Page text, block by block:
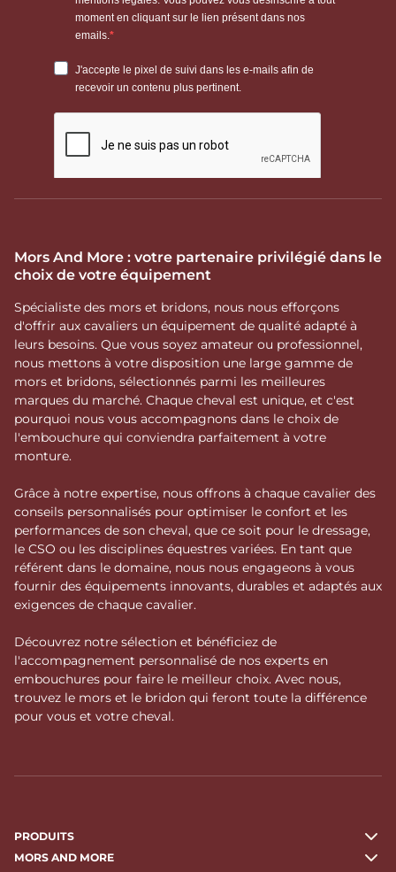
Mors And More : votre partenaire privilégié dans le
choix de votre équipement
Spécialiste des mors et bridons, nous nous efforçons
d'offrir aux cavaliers un équipement de qualité adapté à
leurs besoins. Que vous soyez amateur ou professionnel,
nous mettons à votre disposition une large gamme de
mors et bridons, sélectionnés parmi les meilleures
marques du marché. Chaque cheval est unique, et c'est
pourquoi nous vous accompagnons dans le choix de
l'embouchure qui conviendra parfaitement à votre
monture.
Grâce à notre expertise, nous offrons à chaque cavalier des
conseils personnalisés pour optimiser le confort et les
performances de son cheval, que ce soit pour le dressage,
le CSO ou les disciplines équestres variées. En tant que
référent dans le domaine, nous nous engageons à vous
fournir des équipements innovants, durables et adaptés aux
exigences de chaque cavalier.
Découvrez notre sélection et bénéficiez de
l'accompagnement personnalisé de nos experts en
embouchures pour faire le meilleur choix. Avec nous,
trouvez le mors et le bridon qui feront toute la différence
pour vous et votre cheval.
PRODUITS
MORS AND MORE